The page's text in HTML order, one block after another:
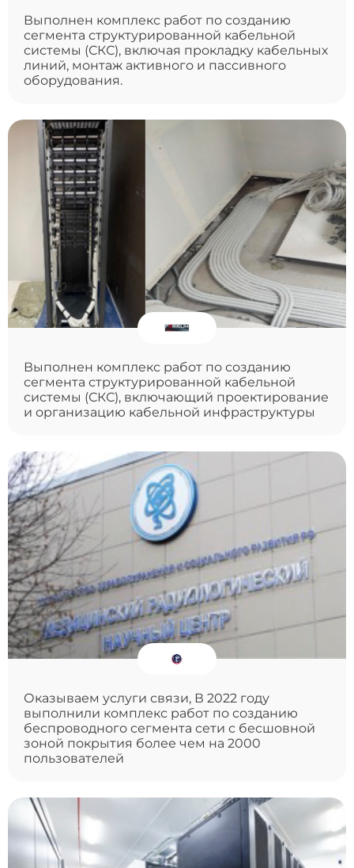
Выполнен комплекс работ по созданию
сегмента структурированной кабельной
системы (СКС), включая прокладку кабельных
линий, монтаж активного и пассивного
оборудования.
Выполнен комплекс работ по созданию
сегмента структурированной кабельной
системы (СКС), включающий проектирование
и организацию кабельной инфраструктуры
Оказываем услуги связи, В 2022 году
выполнили комплекс работ по созданию
беспроводного сегмента сети с бесшовной
зоной покрытия более чем на 2000
пользователей